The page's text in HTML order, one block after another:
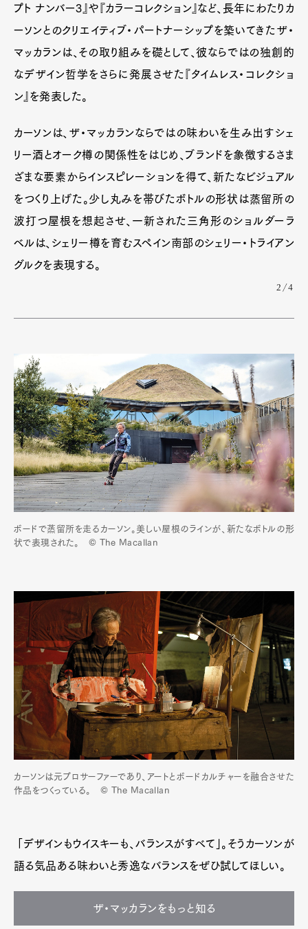
プト ナンバー3』や『カラーコレクション』など、長年にわたりカ
ーソンとのクリエイティブ・パートナーシップを築いてきたザ・
マッカランは、その取り組みを礎として、彼ならではの独創的
なデザイン哲学をさらに発展させた『タイムレス・コレクショ
ン』を発表した。
カーソンは、ザ・マッカランならではの味わいを生み出すシェ
リー酒とオーク樽の関係性をはじめ、ブランドを象徴するさま
ざまな要素からインスピレーションを得て、新たなビジュアル
をつくり上げた。少し丸みを帯びたボトルの形状は蒸留所の
波打つ屋根を想起させ、一新された三角形のショルダーラ
ベルは、シェリー樽を育むスペイン南部のシェリー・トライアン
グルクを表現する。
2/4
ボードで蒸留所を走るカーソン。美しい屋根のラインが、新たなボトルの形
状で表現された。 © The Macallan
カーソンは元プロサーファーであり、アートとボードカルチャーを融合させた
作品をつくっている。 © The Macallan
「デザインもウイスキーも、バランスがすべて」。そうカーソンが
語る気品ある味わいと秀逸なバランスをぜひ試してほしい。
ザ・マッカランをもっと知る